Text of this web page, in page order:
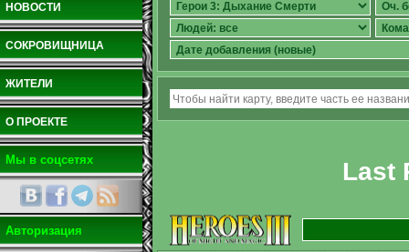
НОВОСТИ
СОКРОВИЩНИЦА
ЖИТЕЛИ
О ПРОЕКТЕ
Мы в соцсетях
Авторизация
Last